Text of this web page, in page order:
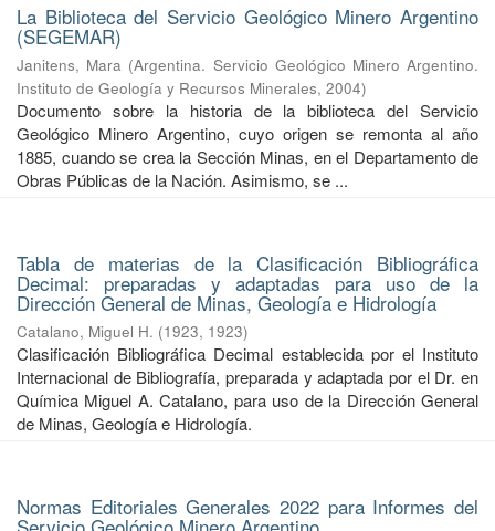
La Biblioteca del Servicio Geológico Minero Argentino
(SEGEMAR)
Janitens, Mara (Argentina. Servicio Geológico Minero Argentino.
Instituto de Geología y Recursos Minerales, 2004)
Documento sobre la historia de la biblioteca del Servicio
Geológico Minero Argentino, cuyo origen se remonta al año
1885, cuando se crea la Sección Minas, en el Departamento de
Obras Públicas de la Nación. Asimismo, se ...
Tabla de materias de la Clasificación Bibliográfica
Decimal: preparadas y adaptadas para uso de la
Dirección General de Minas, Geología e Hidrología
Catalano, Miguel H. (1923, 1923)
Clasificación Bibliográfica Decimal establecida por el Instituto
Internacional de Bibliografía, preparada y adaptada por el Dr. en
Química Miguel A. Catalano, para uso de la Dirección General
de Minas, Geología e Hidrología.
Normas Editoriales Generales 2022 para Informes del